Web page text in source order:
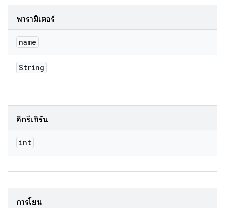
พารามิเตอร์
name
String
คิกรีเทิร์น
int
การโยน